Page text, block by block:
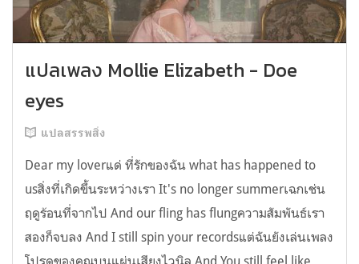
แปลเพลง Mollie Elizabeth - Doe
eyes
แปลสรรพสิ่ง
Dear my loverแด่ ที่รักของฉัน what has happened to
usสิ่งที่เกิดขึ้นระหว่างเรา It's no longer summerเฉกเช่น
ฤดูร้อนที่จากไป And our fling has flungความสัมพันธ์เรา
สองก็จบลง And I still spin your recordsแต่ฉันยังเล่นเพลง